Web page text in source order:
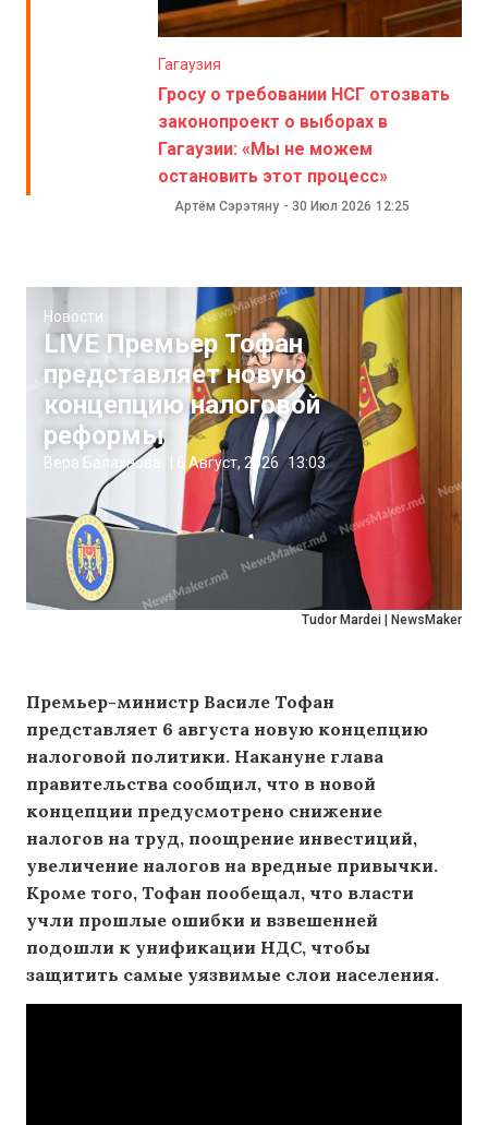
Гагаузия
Гросу о требовании НСГ отозвать
законопроект о выборах в
Гагаузии: «Мы не можем
остановить этот процесс»
Артём Сэрэтяну - 30 Июл 2026 12:25
Tudor Mardei | NewsMaker
Новости
LIVE Премьер Тофан
представляет новую
концепцию налоговой
реформы
Вера Балахнова | 6 Август, 2026 13:03
Премьер-министр Василе Тофан
представляет 6 августа новую концепцию
налоговой политики. Накануне глава
правительства сообщил, что в новой
концепции предусмотрено снижение
налогов на труд, поощрение инвестиций,
увеличение налогов на вредные привычки.
Кроме того, Тофан пообещал, что власти
учли прошлые ошибки и взвешенней
подошли к унификации НДС, чтобы
защитить самые уязвимые слои населения.